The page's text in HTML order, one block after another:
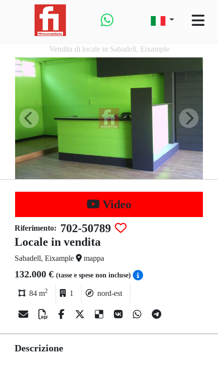
Vendita di locale in Sabadell, Eixample
Video
Riferimento: 702-50789
Locale in vendita
Sabadell, Eixample mappa
132.000 € (tasse e spese non incluse)
84 m2 1 nord-est
Descrizione